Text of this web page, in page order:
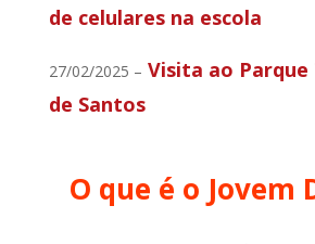
de celulares na escola
27/02/2025 – Visita ao
de Santos
O que é o Jovem